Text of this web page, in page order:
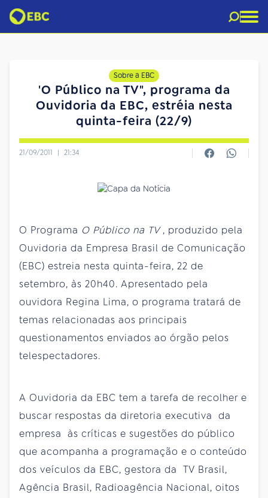
Sobre a EBC
'O Público na TV", programa da
Ouvidoria da EBC, estréia nesta
quinta-feira (22/9)
21/09/2011 | 21:34
O Programa O Público na TV, produzido pela
Ouvidoria da Empresa Brasil de Comunicação
(EBC) estreia nesta quinta-feira, 22 de
setembro, às 20h40. Apresentado pela
ouvidora Regina Lima, o programa tratará de
temas relacionadas aos principais
questionamentos enviados ao órgão pelos
telespectadores.
A Ouvidoria da EBC tem a tarefa de recolher e
buscar respostas da diretoria executiva da
empresa às críticas e sugestões do público
que acompanha a programação e o conteúdo
dos veículos da EBC, gestora da TV Brasil,
Agência Brasil, Radioagência Nacional, oitos